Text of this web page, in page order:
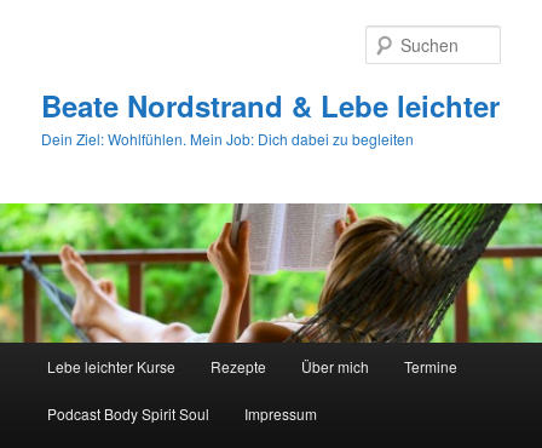
Beate Nordstrand & Lebe leichter
Dein Ziel: Wohlfühlen. Mein Job: Dich dabei zu begleiten
Lebe leichter Kurse Rezepte Über mich Termine
Podcast Body Spirit Soul Impressum